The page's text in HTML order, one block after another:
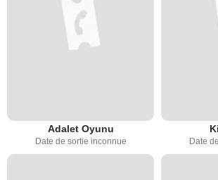
Adalet Oyunu
Date de sortie inconnue Date